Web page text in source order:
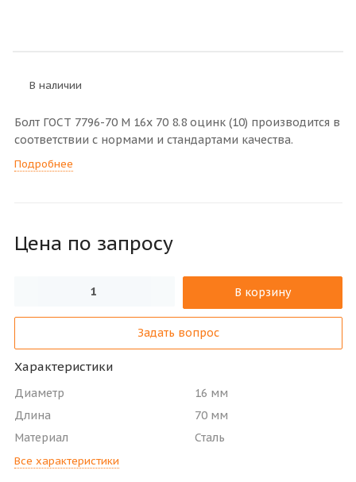
В наличии
Болт ГОСТ 7796-70 M 16x 70 8.8 оцинк (10) производится в
соответствии с нормами и стандартами качества.
Подробнее
Цена по запросу
В корзину
Задать вопрос
Характеристики
Диаметр
16 мм
Длина
70 мм
Материал
Сталь
Все характеристики